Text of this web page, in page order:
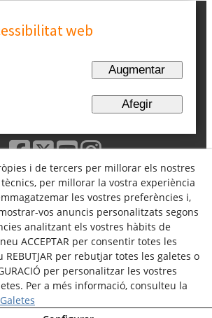
web
Augmentar
Afegir
Legal
Política Cookies
Política de Donacions
Canal denúncies
DE PARAPLÈGICS I
FÍSICS DE LLEIDA (ASPID) - Tots els
drets reservats.
i de tercers per millorar els nostres
per millorar la vostra experiència
les vostres preferències i,
vos anuncis personalitzats segons
analitzant els vostres hàbits de
ACCEPTAR per consentir totes les
REBUTJAR per rebutjar totes les galetes o
per personalitzar les vostres
Per a més informació, consulteu la